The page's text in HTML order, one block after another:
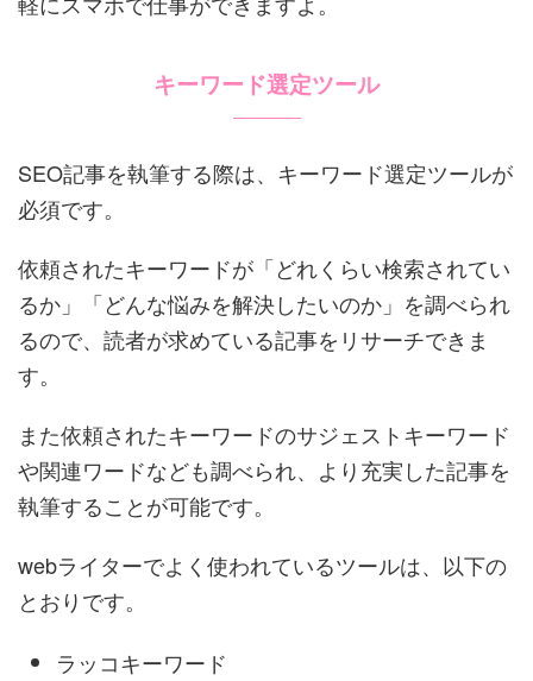
キーワード選定ツール
SEO記事を執筆する際は、キーワード選定ツールが
必須です。
依頼されたキーワードが「どれくらい検索されてい
るか」「どんな悩みを解決したいのか」を調べられ
るので、読者が求めている記事をリサーチできま
す。
また依頼されたキーワードのサジェストキーワード
や関連ワードなども調べられ、より充実した記事を
執筆することが可能です。
webライターでよく使われているツールは、以下の
とおりです。
ラッコキーワード